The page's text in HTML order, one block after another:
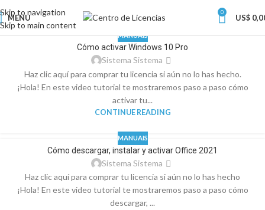
Skip to navigation
Skip to main content
MENU
0
US$
MANUAIS
Cómo activar Windows 10 Pro
Sistema Sistema
Haz clic aquí para comprar tu licencia si aún no lo has hecho.
¡Hola! En este video tutorial te mostraremos paso a paso cómo
activar tu...
CONTINUE READING
MANUAIS
Cómo descargar, instalar y activar Office 2021
Sistema Sistema
Haz clic aquí para comprar tu licencia si aún no lo has hecho
¡Hola! En este video tutorial te mostraremos paso a paso cómo
descargar, ...